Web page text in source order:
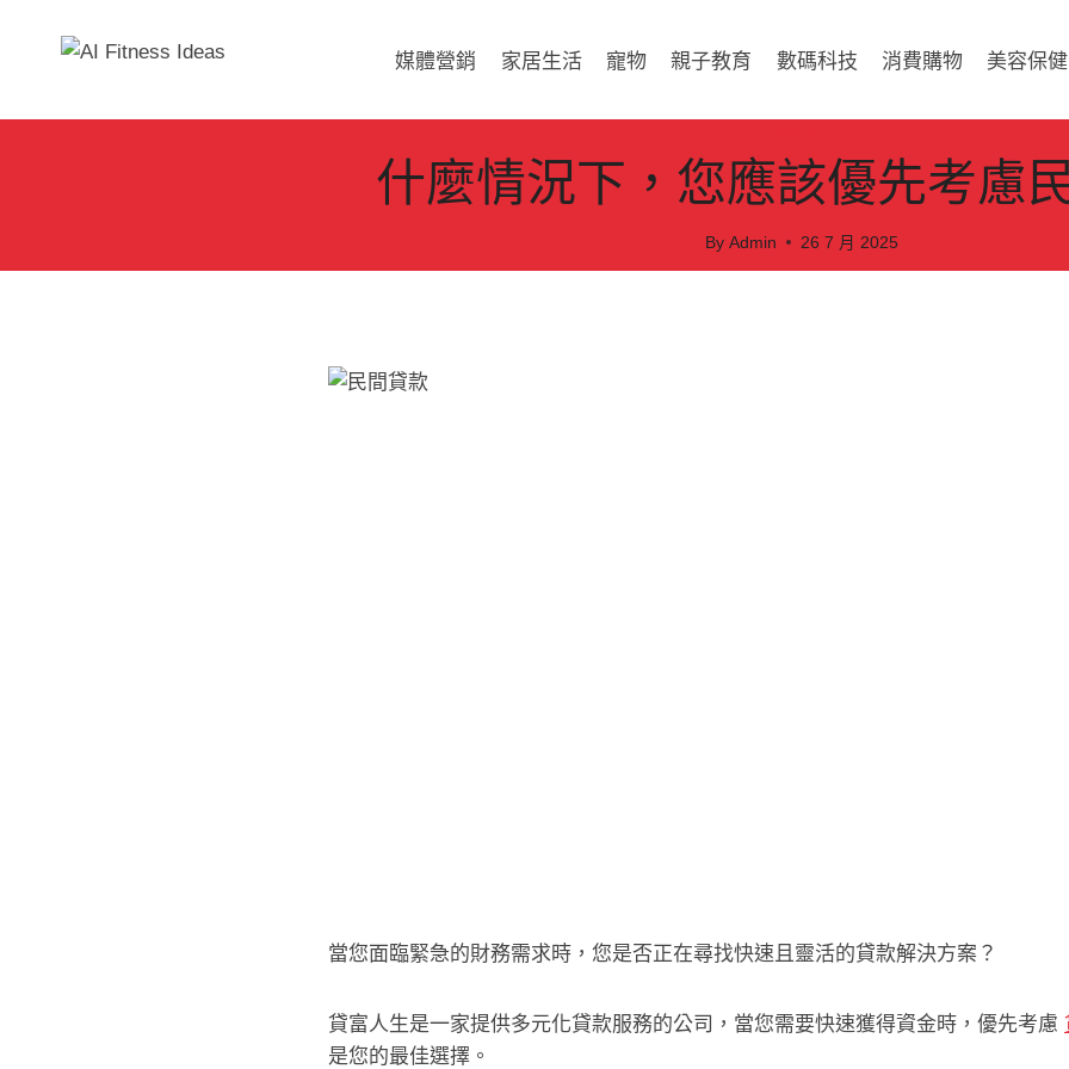
媒體營銷 家居生活 寵物 親子教育 數碼科技 消費購物 美容保健
什麼情況下，您應該優先考慮
By Admin 26 7 月 2025
當您面臨緊急的財務需求時，您是否正在尋找快速且靈活的貸款解決方案？
貸富人生是一家提供多元化貸款服務的公司，當您需要快速獲得資金時，優先考慮
是您的最佳選擇。